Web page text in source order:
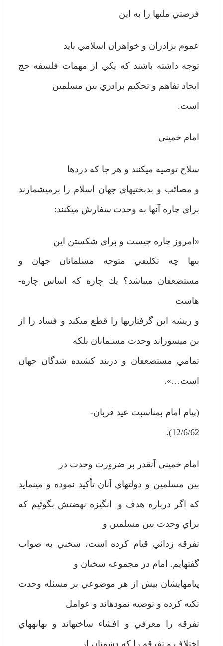
فرصتي ملتها را به اين
عموم برادران و خواهران اسلامي بايد
توجه داشته باشند كه يكي از مهمات فلسفه حج
ايجاد تفاهم و تحكيم برادري بين مسلمين
است.
امام خميني
سلاح توصيه مي­كنند و هر جا كه دردها
و مصائب و بدبختي­هاي جهان اسلام را برمي­شمارند
براي چاره آنها به وحدت سفارش مي­كنند:
«امروز چاره چيست و براي شكستن اين
بتها چه تكليفي متوجه مسلمانان جهان و
مستضعفان مي­باشد؟ يك چاره كه اساس چاره­
هاست
و ريشه اين گرفتاريها را قطع مي­كند و فساد را از
بن مي­سوزاند وحدت مسلمانان بلكه
تمامي مستضعفان و دربند كشيده شدگان جهان
است…».
(پيام امام بمناسبت عيد قربان-
12/6/62).
امام خميني آنقدر بر ضرورت وحدت در
بين مسلمين و دولتهاي آنان تأكيد نموده و مينمايد
كه اگر درباره هدف و انگيزه نهضتش بگوئيم كه
براي وحدت بين مسلمين و
تفرقه زدائي قيام كرده است، سخني به صواب
گفته­ايم. امام در مجموعه سخنان و
پيامهايشان بيش از هر موضوعي بر مسئله وحدت
تكيه كرده و توصيه نموده­اند و عوامل
تفرقه را معرفي و افشاء ساخته­اند و بهانه­هاي
اختلاف و تفرقه را كه دشمنان از